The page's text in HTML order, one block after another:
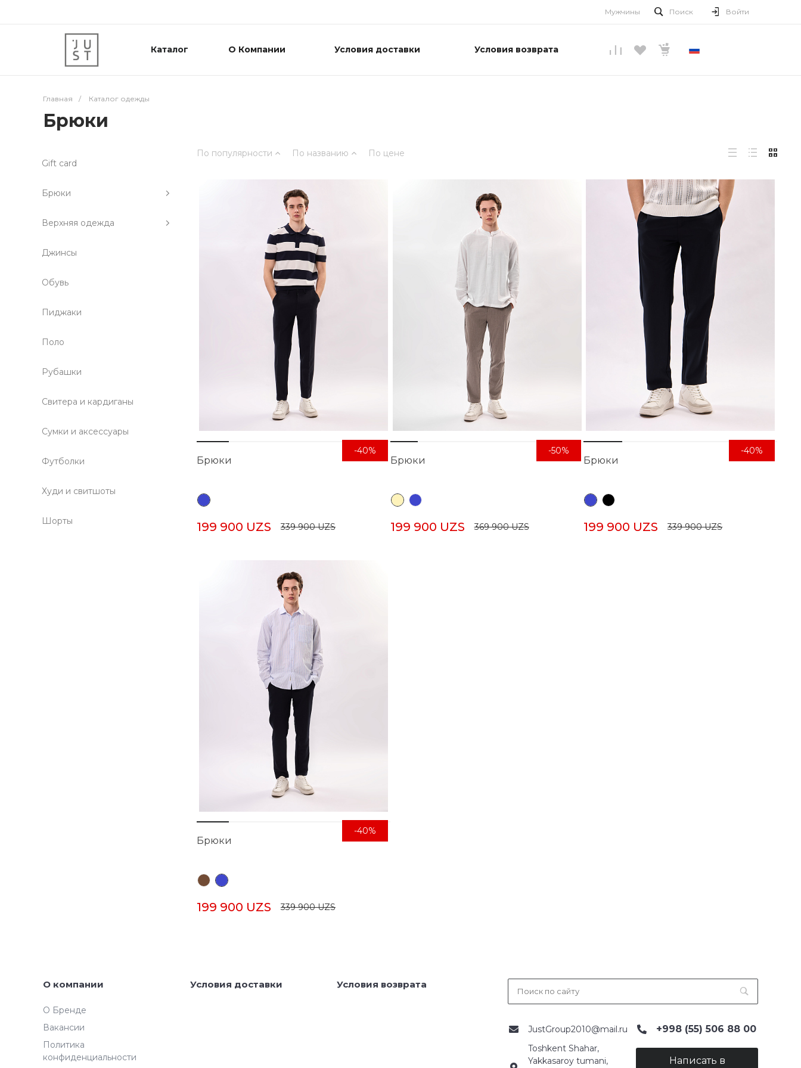
Мужчины Поиск Войти
Каталог О Компании Условия доставки Условия возврата
Главная / Каталог одежды
Брюки
Gift card
Брюки
Верхняя одежда
Джинсы
Обувь
Пиджаки
Поло
Рубашки
Свитера и кардиганы
Сумки и аксессуары
Футболки
Худи и свитшоты
Шорты
По популярности По названию По цене
Брюки
199 900 UZS 339 900 UZS
-40%
Брюки
199 900 UZS 369 900 UZS
-50%
Брюки
199 900 UZS 339 900 UZS
-40%
Брюки
199 900 UZS 339 900 UZS
-40%
О компании
О Бренде
Вакансии
Политика
конфиденциальности
Условия доставки Условия возврата
JustGroup2010@mail.ru +998 (55) 506 88 00
Toshkent Shahar,
Yakkasaroy tumani,
Написать в